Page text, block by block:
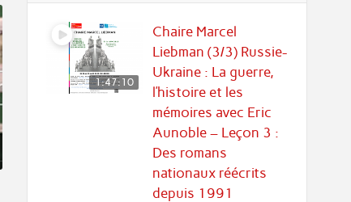
1:47:10
Chaire Marcel
Liebman (3/3) Russie-
Ukraine : La guerre,
l’histoire et les
mémoires avec Eric
Aunoble – Leçon 3 :
Des romans
nationaux réécrits
depuis 1991